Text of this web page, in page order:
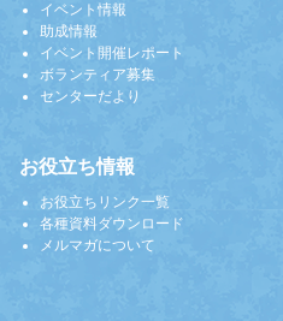
イベント情報
助成情報
イベント開催レポート
ボランティア募集
センターだより
お役立ち情報
お役立ちリンク一覧
各種資料ダウンロード
メルマガについて